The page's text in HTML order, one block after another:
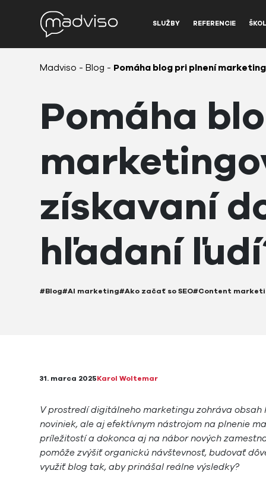
SLUŽBY REFERENCIE
Madviso -Blog - Pomáha blog pri plnení
Pomáha
získavaní
hľadaní
#Blog#AI marketing#Ako začať so SEO#Content
31. marca 2025Karol Woltemar
V prostredí digitálneho marketingu zohráva obsah
noviniek, ale aj efektívnym nástrojom na plnenie
príležitostí a dokonca aj na nábor nových
pomôže zvýšiť organickú návštevnosť, budovať
využiť blog tak, aby prinášal reálne výsledky?